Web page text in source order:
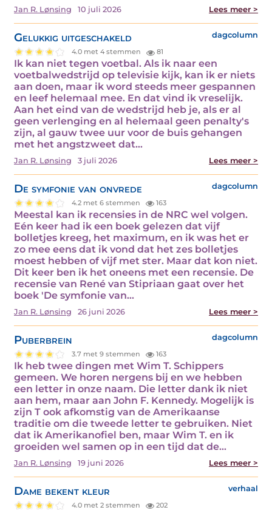
Jan R. Lønsing 10 juli 2026 Lees meer >
Gelukkig uitgeschakeld dagcolumn
4.0 met 4 stemmen 81
Ik kan niet tegen voetbal. Als ik naar een
voetbalwedstrijd op televisie kijk, kan ik er niets
aan doen, maar ik word steeds meer gespannen
en leef helemaal mee. En dat vind ik vreselijk.
Aan het eind van de wedstrijd heb je, als er al
geen verlenging en al helemaal geen penalty's
zijn, al gauw twee uur voor de buis gehangen
met het angstzweet dat…
Jan R. Lønsing 3 juli 2026 Lees meer >
De symfonie van onvrede dagcolumn
4.2 met 6 stemmen 163
Meestal kan ik recensies in de NRC wel volgen.
Eén keer had ik een boek gelezen dat vijf
bolletjes kreeg, het maximum, en ik was het er
zo mee eens dat ik vond dat het zes bolletjes
moest hebben of vijf met ster. Maar dat kon niet.
Dit keer ben ik het oneens met een recensie. De
recensie van René van Stipriaan gaat over het
boek 'De symfonie van…
Jan R. Lønsing 26 juni 2026 Lees meer >
Puberbrein dagcolumn
3.7 met 9 stemmen 163
Ik heb twee dingen met Wim T. Schippers
gemeen. We horen nergens bij en we hebben
een letter in onze naam. Die letter dank ik niet
aan hem, maar aan John F. Kennedy. Mogelijk is
zijn T ook afkomstig van de Amerikaanse
traditie om die tweede letter te gebruiken. Niet
dat ik Amerikanofiel ben, maar Wim T. en ik
groeiden wel samen op in een tijd dat de…
Jan R. Lønsing 19 juni 2026 Lees meer >
Dame bekent kleur verhaal
4.0 met 2 stemmen 202